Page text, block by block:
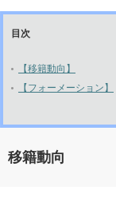
目次
【移籍動向】
【フォーメーション】
移籍動向